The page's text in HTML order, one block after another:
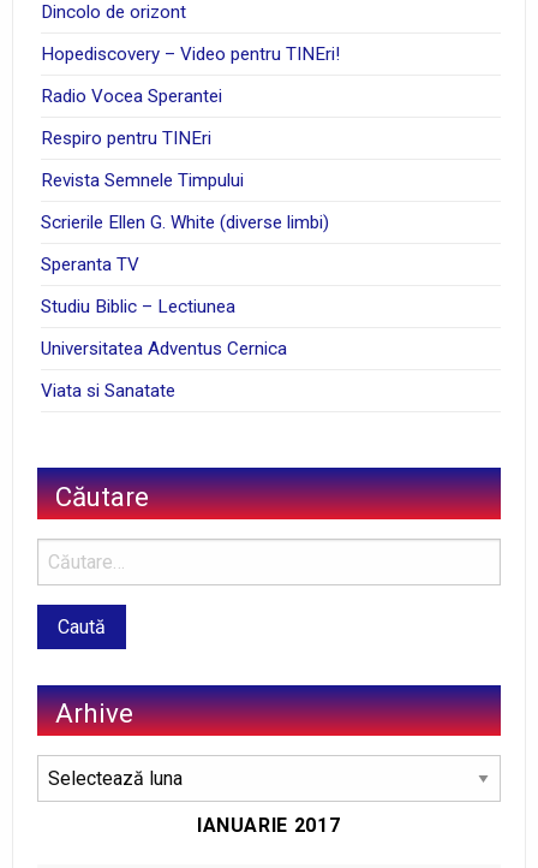
Dincolo de orizont
Hopediscovery – Video pentru TINEri!
Radio Vocea Sperantei
Respiro pentru TINEri
Revista Semnele Timpului
Scrierile Ellen G. White (diverse limbi)
Speranta TV
Studiu Biblic – Lectiunea
Universitatea Adventus Cernica
Viata si Sanatate
Căutare
Arhive
Arhive
IANUARIE 2017